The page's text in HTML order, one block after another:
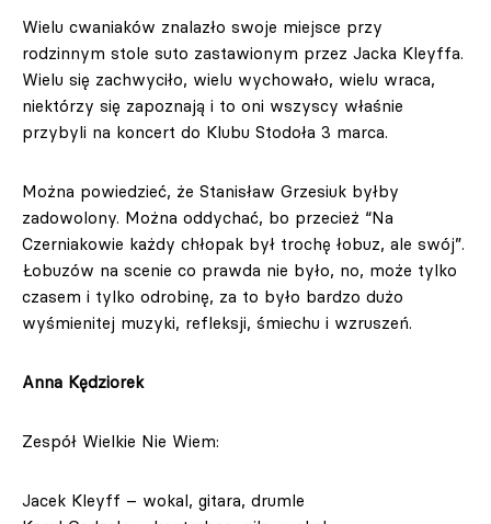
Wielu cwaniaków znalazło swoje miejsce przy
rodzinnym stole suto zastawionym przez Jacka Kleyffa.
Wielu się zachwyciło, wielu wychowało, wielu wraca,
niektórzy się zapoznają i to oni wszyscy właśnie
przybyli na koncert do Klubu Stodoła 3 marca.
Można powiedzieć, że Stanisław Grzesiuk byłby
zadowolony. Można oddychać, bo przecież “Na
Czerniakowie każdy chłopak był trochę łobuz, ale swój”.
Łobuzów na scenie co prawda nie było, no, może tylko
czasem i tylko odrobinę, za to było bardzo dużo
wyśmienitej muzyki, refleksji, śmiechu i wzruszeń.
Anna Kędziorek
Zespół Wielkie Nie Wiem:
Jacek Kleyff – wokal, gitara, drumle